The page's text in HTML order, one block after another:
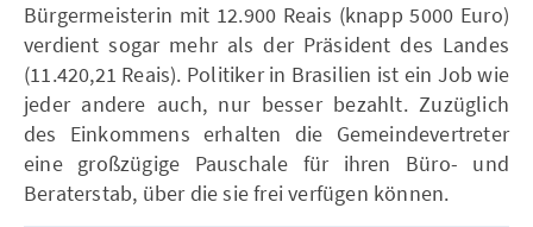
Bürgermeisterin mit 12.900 Reais (knapp 5000 Euro)
verdient sogar mehr als der Präsident des Landes
(11.420,21 Reais). Politiker in Brasilien ist ein Job wie
jeder andere auch, nur besser bezahlt. Zuzüglich
des Einkommens erhalten die Gemeindevertreter
eine großzügige Pauschale für ihren Büro- und
Beraterstab, über die sie frei verfügen können.